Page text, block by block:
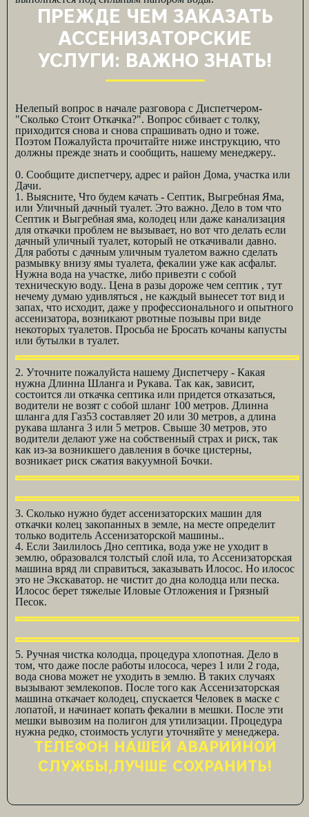
ПРЕЖДЕ ЧЕМ ЗАКАЗАТЬ
АССЕНИЗАТОРСКИЕ
УСЛУГИ: ВАЖНО ЗНАТЬ!
Нелепый вопрос в начале разговора с Диспетчером-
"Сколько Стоит Откачка?". Вопрос сбивает с толку,
приходится снова и снова спрашивать одно и тоже.
Поэтом Пожалуйста прочитайте ниже инструкцию, что
должны прежде знать и сообщить, нашему менеджеру..
0. Сообщите диспетчеру, адрес и район Дома, участка или
Дачи.
1. Выясните, Что будем качать - Септик, Выгребная Яма,
или Уличный дачный туалет. Это важно. Дело в том что
Септик и Выгребная яма, колодец или даже канализация
для откачки проблем не вызывает, но вот что делать если
дачный уличный туалет, который не откачивали давно.
Для работы с дачным уличным туалетом важно сделать
размывку внизу ямы туалета, фекалии уже как асфальт.
Нужна вода на участке, либо привезти с собой
техническую воду.. Цена в разы дороже чем септик , тут
нечему думаю удивляться , не каждый вынесет тот вид и
запах, что исходит, даже у профессионального и опытного
ассенизатора, возникают рвотные позывы при виде
некоторых туалетов. Просьба не Бросать кочаны капусты
или бутылки в туалет.
2. Уточните пожалуйста нашему Диспетчеру - Какая
нужна Длинна Шланга и Рукава. Так как, зависит,
состоится ли откачка септика или придется отказаться,
водители не возят с собой шланг 100 метров. Длинна
шланга для Газ53 составляет 20 или 30 метров, а длина
рукава шланга 3 или 5 метров. Свыше 30 метров, это
водители делают уже на собственный страх и риск, так
как из-за возникшего давления в бочке цистерны,
возникает риск сжатия вакуумной Бочки.
3. Сколько нужно будет ассенизаторских машин для
откачки колец закопанных в земле, на месте определит
только водитель Ассенизаторской машины..
4. Если Заилилось Дно септика, вода уже не уходит в
землю, образовался толстый слой ила, то Ассенизаторская
машина вряд ли справиться, заказывать Илосос. Но илосос
это не Экскаватор. не чистит до дна колодца или песка.
Илосос берет тяжелые Иловые Отложения и Грязный
Песок.
5. Ручная чистка колодца, процедура хлопотная. Дело в
том, что даже после работы илососа, через 1 или 2 года,
вода снова может не уходить в землю. В таких случаях
вызывают землекопов. После того как Ассенизаторская
машина откачает колодец, спускается Человек в маске с
лопатой, и начинает копать фекалии в мешки. После эти
мешки вывозим на полигон для утилизации. Процедура
нужна редко, стоимость услуги уточняйте у менеджера.
ТЕЛЕФОН НАШЕЙ АВАРИЙНОЙ
СЛУЖБЫ,ЛУЧШЕ СОХРАНИТЬ!